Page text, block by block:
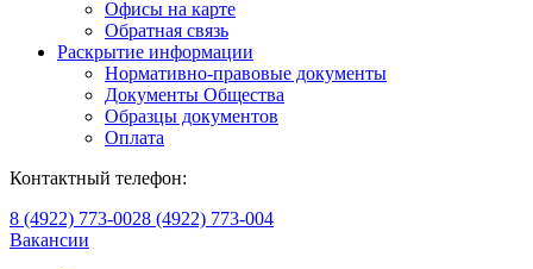
Офисы на карте
Обратная связь
Раскрытие информации
Нормативно-правовые документы
Документы Общества
Образцы документов
Оплата
Контактный телефон:
8 (4922) 773-0028 (4922) 773-004
Вакансии